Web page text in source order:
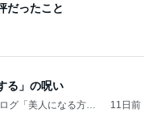
だったこと
る」の呪い
グ「美人になる方
11日前